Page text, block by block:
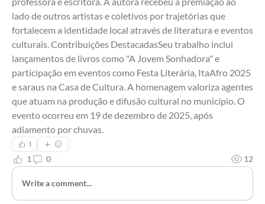
lado de outros artistas e coletivos por trajetórias que
fortalecem a identidade local através de literatura e eventos
culturais. Contribuições DestacadasSeu trabalho inclui
lançamentos de livros como "A Jovem Sonhadora" e
participação em eventos como Festa Literária, ItaAfro 2025
e saraus na Casa de Cultura. A homenagem valoriza agentes
que atuam na produção e difusão cultural no município. O
evento ocorreu em 19 de dezembro de 2025, após
adiamento por chuvas.
1
1 0 12
Write a comment...